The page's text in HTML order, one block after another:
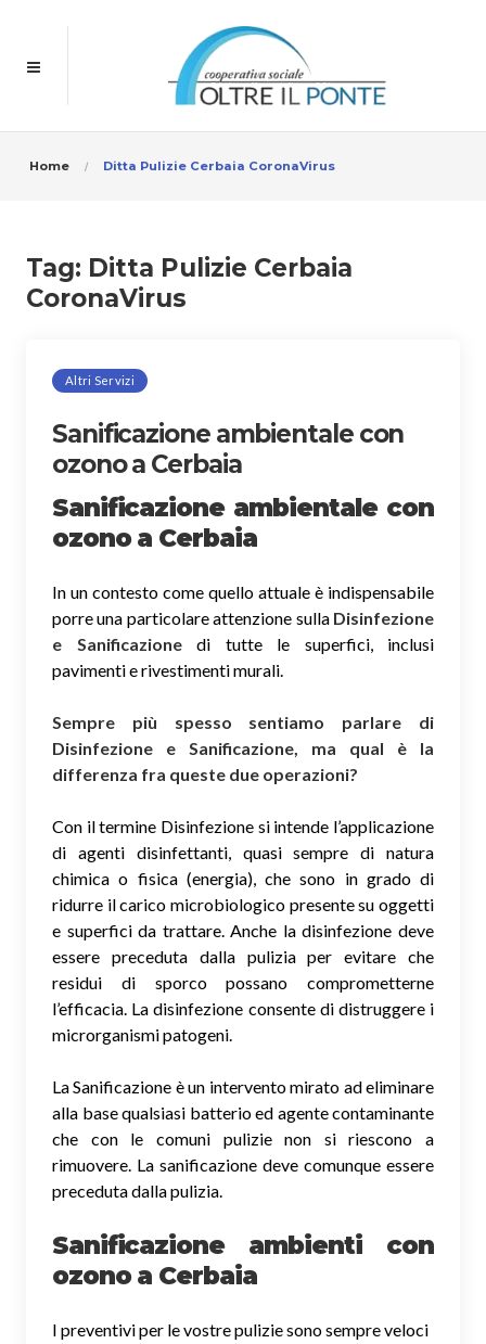
Home Ditta Pulizie Cerbaia CoronaVirus
Tag: Ditta Pulizie Cerbaia
CoronaVirus
Altri Servizi
Sanificazione ambientale con
ozono a Cerbaia
Sanificazione ambientale con
ozonoa Cerbaia
In un contesto come quello attuale è indispensabile
porre una particolare attenzione sulla Disinfezione
e Sanificazionedi tutte le superfici, inclusi
pavimenti e rivestimenti murali.
Sempre più spesso sentiamo parlare di
Disinfezione e Sanificazione, ma qual è la
differenza fra queste due operazioni?
Con il termine Disinfezione si intende l’applicazione
di agenti disinfettanti, quasi sempre di natura
chimica o fisica (energia), che sono in grado di
ridurre il carico microbiologico presente su oggetti
e superfici da trattare. Anche la disinfezione deve
essere preceduta dalla pulizia per evitare che
residui di sporco possano comprometterne
l’efficacia. La disinfezione consente di distruggere i
microrganismi patogeni.
La Sanificazione è un intervento mirato ad eliminare
alla base qualsiasi batterio ed agente contaminante
che con le comuni pulizie non si riescono a
rimuovere. La sanificazione deve comunque essere
preceduta dalla pulizia.
Sanificazione ambienti con
ozono a Cerbaia
I preventivi per le vostre pulizie sono sempre veloci